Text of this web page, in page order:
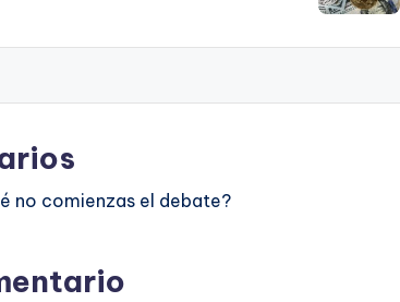
no comienzas el debate?